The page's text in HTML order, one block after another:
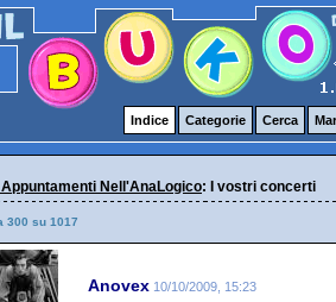
Indice Categorie Cerca
Nell'AnaLogico: I vostri concerti
300 su 1017
Anovex 10/10/2009, 15:23